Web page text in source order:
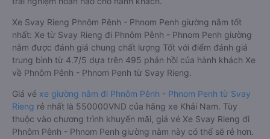
Xe Svay Rieng Phnôm Pênh - Phnom Penh giường nằm tốt
nhất: Xe từ Svay Rieng đi Phnôm Pênh - Phnom Penh giường
nằm được đánh giá chung chất lượng Tốt với điểm đánh giá
trung bình từ 4.7/5 dựa trên 495 phản hồi của hành khách Xe
về Phnôm Pênh - Phnom Penh từ Svay Rieng.
Giá vé xe giường nằm đi Phnôm Pênh - Phnom Penh từ Svay
Rieng rẻ nhất là 550000VND của hãng xe Khải Nam. Tùy
thuộc vào chương trình khuyến mãi, giá vé Xe Svay Rieng đi
Phnôm Pênh - Phnom Penh giường nằm này có thể sẽ rẻ hơn.